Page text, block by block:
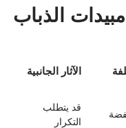
الذباب
الآثار الجانبية
قد يتطلب
التكرار